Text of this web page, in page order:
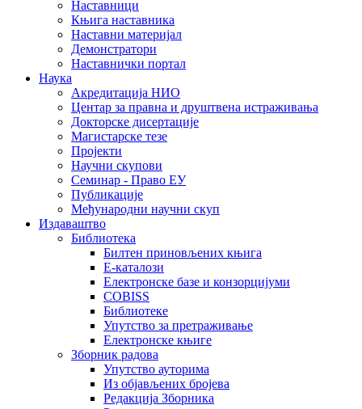
Наставници
Књига наставника
Наставни материјал
Демонстратори
Наставнички портал
Наука
Акредитација НИО
Центар за правна и друштвена истраживања
Докторске дисертације
Магистарске тезе
Пројекти
Научни скупови
Семинар - Право ЕУ
Публикације
Међународни научни скуп
Издаваштво
Библиотека
Билтен приновљених књига
Е-каталози
Електронске базе и конзорцијуми
COBISS
Библиотеке
Упутство за претраживање
Електронске књиге
Зборник радова
Упутство ауторима
Из објављених бројева
Редакција Зборника